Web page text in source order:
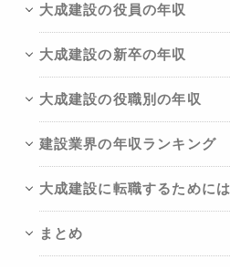
大成建設の役員の年収
大成建設の新卒の年収
大成建設の役職別の年収
建設業界の年収ランキング
大成建設に転職するためには
まとめ